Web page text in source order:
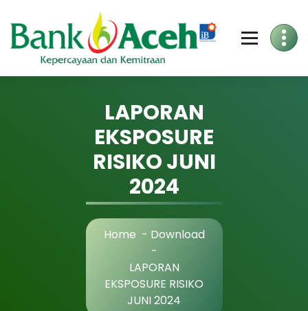
to
Content
LAPORAN
EKSPOSURE
RISIKO JUNI
2024
Home - Download
-
LAPORAN
EKSPOSURE RISIKO
JUNI 2024